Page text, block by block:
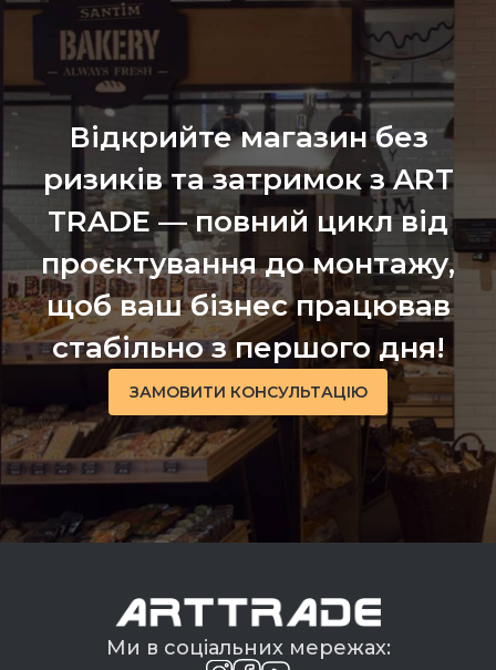
Відкрийте магазин без
ризиків та затримок з ART
TRADE — повний цикл від
проєктування до монтажу,
щоб ваш бізнес працював
стабільно з першого дня!
ЗАМОВИТИ КОНСУЛЬТАЦІЮ
Ми в соціальних мережах: